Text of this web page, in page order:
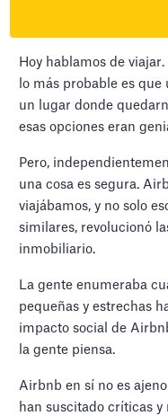
Hoy hablamos de
lo más probable es
un lugar donde
esas opciones eran
Pero,
una cosa es segura.
viajábamos, y no solo
similares, revolucionó
inmobiliario.
La gente enumeraba
pequeñas y estrechas
impacto social de
la gente piensa.
Airbnb en sí no es
han suscitado críticas y